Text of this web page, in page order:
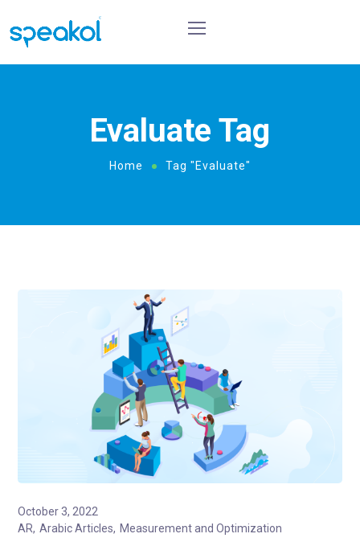
Evaluate Tag
Home Tag "Evaluate"
October 3, 2022
AR Arabic Articles Measurement and Optimization